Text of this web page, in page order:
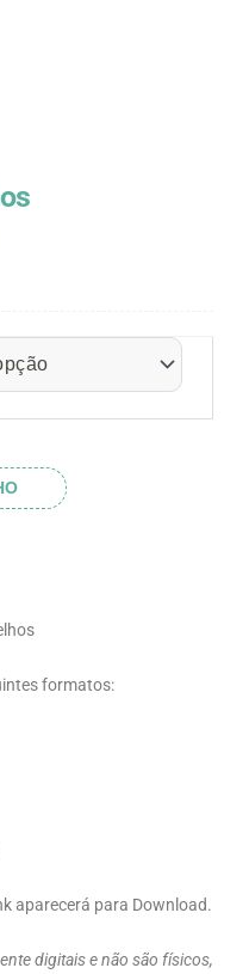
32.82
formatos:
aparecerá para Download.
digitais e não são físicos,